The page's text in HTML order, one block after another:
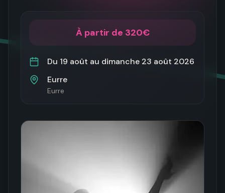
À partir de 320€
Du 19 août au dimanche 23 août 2026
Eurre
Eurre